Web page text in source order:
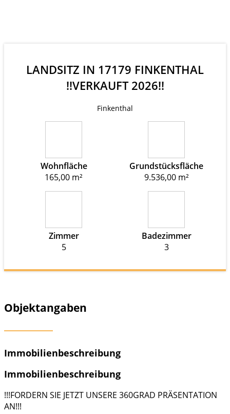
LANDSITZ IN 17179 FINKENTHAL
!!VERKAUFT 2026!!
Finkenthal
Wohnfläche
165,00 m²
Grundstücksfläche
9.536,00 m²
Zimmer
5
Badezimmer
3
Objektangaben
Immobilienbeschreibung
Immobilienbeschreibung
!!!FORDERN SIE JETZT UNSERE 360GRAD PRÄSENTATION
AN!!!